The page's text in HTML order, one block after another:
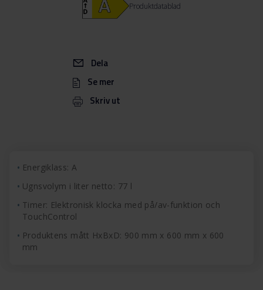
Dela
Se mer
Skriv ut
Produktdatablad
Energiklass: A
Ugnsvolym i liter netto: 77 l
Timer: Elektronisk klocka med på/av-funktion och
TouchControl
Produktens mått HxBxD: 900 mm x 600 mm x 600
mm